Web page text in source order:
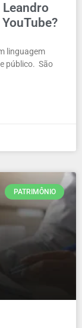
linguagem
público. São
PATRIMÔNIO